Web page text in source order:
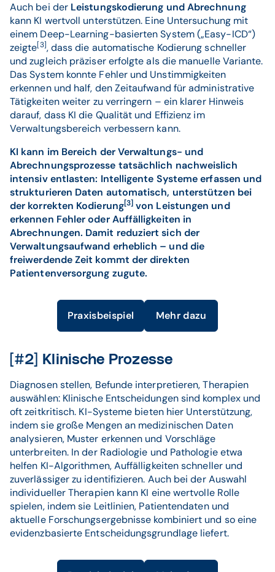
Auch bei der Leistungskodierung und Abrechnung
kann KI wertvoll unterstützen. Eine Untersuchung mit
einem Deep-Learning-basierten System („Easy-ICD“)
zeigte[3], dass die automatische Kodierung schneller
und zugleich präziser erfolgte als die manuelle Variante.
Das System konnte Fehler und Unstimmigkeiten
erkennen und half, den Zeitaufwand für administrative
Tätigkeiten weiter zu verringern – ein klarer Hinweis
darauf, dass KI die Qualität und Effizienz im
Verwaltungsbereich verbessern kann.
KI kann im Bereich der Verwaltungs- und
Abrechnungsprozesse tatsächlich nachweislich
intensiv entlasten: Intelligente Systeme erfassen und
strukturieren Daten automatisch, unterstützen bei
der korrekten Kodierung[3] von Leistungen und
erkennen Fehler oder Auffälligkeiten in
Abrechnungen. Damit reduziert sich der
Verwaltungsaufwand erheblich – und die
freiwerdende Zeit kommt der direkten
Patientenversorgung zugute.
Praxisbeispiel Mehr dazu
[#2] Klinische Prozesse
Diagnosen stellen, Befunde interpretieren, Therapien
auswählen: Klinische Entscheidungen sind komplex und
oft zeitkritisch. KI-Systeme bieten hier Unterstützung,
indem sie große Mengen an medizinischen Daten
analysieren, Muster erkennen und Vorschläge
unterbreiten. In der Radiologie und Pathologie etwa
helfen KI-Algorithmen, Auffälligkeiten schneller und
zuverlässiger zu identifizieren. Auch bei der Auswahl
individueller Therapien kann KI eine wertvolle Rolle
spielen, indem sie Leitlinien, Patientendaten und
aktuelle Forschungsergebnisse kombiniert und so eine
evidenzbasierte Entscheidungsgrundlage liefert.